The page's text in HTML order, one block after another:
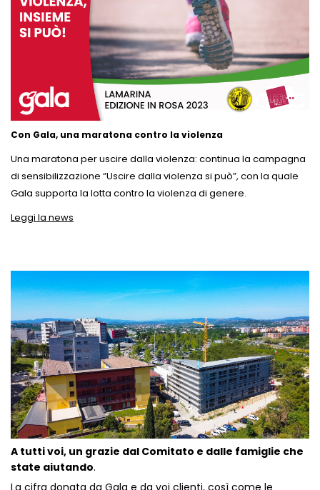
Con Gala, una maratona contro la violenza
Una maratona per uscire dalla violenza: continua la campagna
di sensibilizzazione “Uscire dalla violenza si può”, con la quale
Gala supporta la lotta contro la violenza di genere.
Leggi la news
A tutti voi, un grazie dal Comitato e dalle famiglie che
state aiutando.